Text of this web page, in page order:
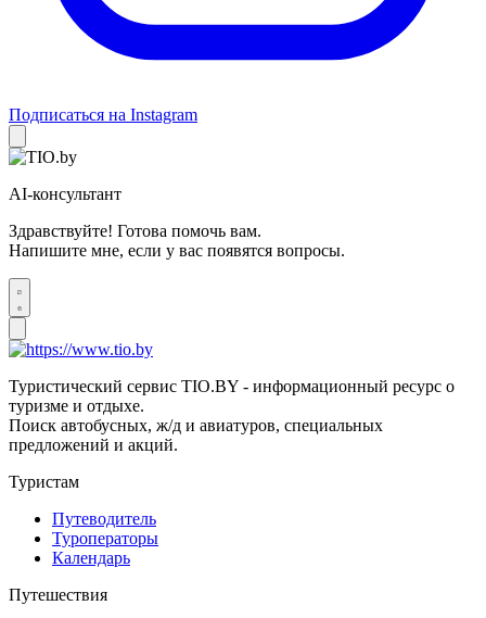
Подписаться на Instagram
AI-консультант
Здравствуйте! Готова помочь вам.
Напишите мне, если у вас появятся вопросы.
Туристический сервис TIO.BY - информационный ресурс о
туризме и отдыхе.
Поиск автобусных, ж/д и авиатуров, специальных
предложений и акций.
Туристам
Путеводитель
Туроператоры
Календарь
Путешествия